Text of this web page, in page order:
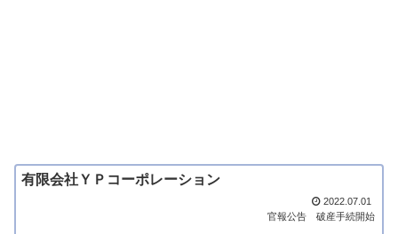
有限会社ＹＰコーポレーション
2022.07.01
官報公告
破産手続開始